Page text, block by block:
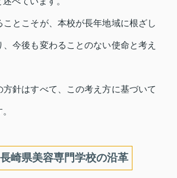
ことこそが、本校が長年地域に根ざし
今後も変わることのない使命と考え
針はすべて、この考え方に基づいて
崎県美容専門学校の沿革